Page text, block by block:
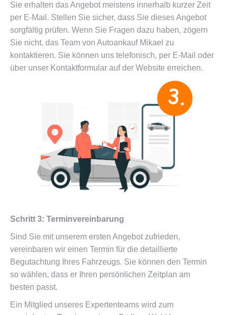
Sie erhalten das Angebot meistens innerhalb kurzer Zeit
per E-Mail. Stellen Sie sicher, dass Sie dieses Angebot
sorgfältig prüfen. Wenn Sie Fragen dazu haben, zögern
Sie nicht, das Team von Autoankauf Mikael zu
kontaktieren. Sie können uns telefonisch, per E-Mail oder
über unser Kontaktformular auf der Website erreichen.
Schritt 3: Terminvereinbarung
Sind Sie mit unserem ersten Angebot zufrieden,
vereinbaren wir einen Termin für die detaillierte
Begutachtung Ihres Fahrzeugs. Sie können den Termin
so wählen, dass er Ihren persönlichen Zeitplan am
besten passt.
Ein Mitglied unseres Expertenteams wird zum